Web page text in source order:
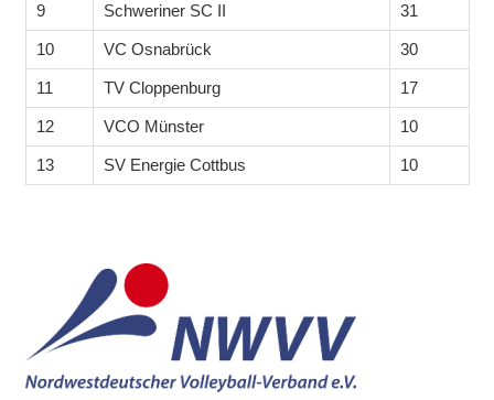
9 Schweriner SC II 31
10 VC Osnabrück 30
11 TV Cloppenburg 17
12 VCO Münster 10
13 SV Energie Cottbus 10